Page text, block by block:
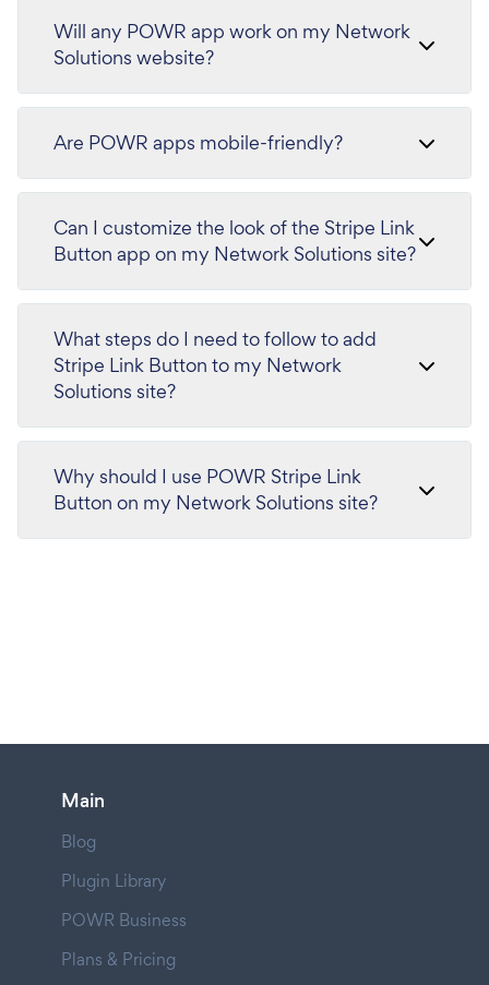
Will any POWR app work on my Network
Solutions website?
Are POWR apps mobile-friendly?
Can I customize the look of the Stripe Link
Button app on my Network Solutions site?
What steps do I need to follow to add
Stripe Link Button to my Network
Solutions site?
Why should I use POWR Stripe Link
Button on my Network Solutions site?
Main
Blog
Plugin Library
POWR Business
Plans & Pricing